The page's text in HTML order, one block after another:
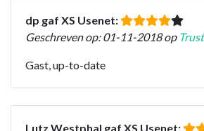
dp gaf XS Usenet:
Geschreven op: 01-11-2018 op
Gast, up-to-date
Lutz Westphal gaf XS Usenet: